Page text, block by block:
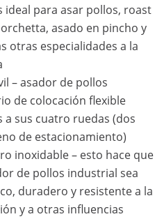
ideal para asar pollos, roast
asado en pincho y
otras especialidades a la
– asador de pollos
de colocación flexible
a sus cuatro ruedas (dos
de estacionamiento)
inoxidable – esto hace que
de pollos industrial sea
duradero y resistente a la
y a otras influencias